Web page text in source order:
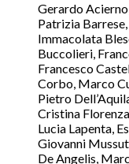
Gerardo
Patrizia
Immacolata
Buccolieri,
Francesco
Corbo, Marco
Pietro
Cristina
Lucia Lapenta,
Giovanni
De Angelis,